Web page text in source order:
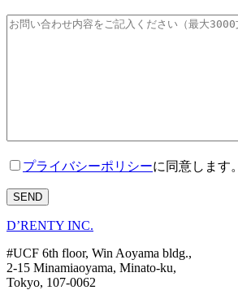
プライバシーポリシーに同意します。
D’RENTY INC.
#UCF 6th floor, Win Aoyama bldg.,
2-15 Minamiaoyama, Minato-ku,
Tokyo, 107-0062